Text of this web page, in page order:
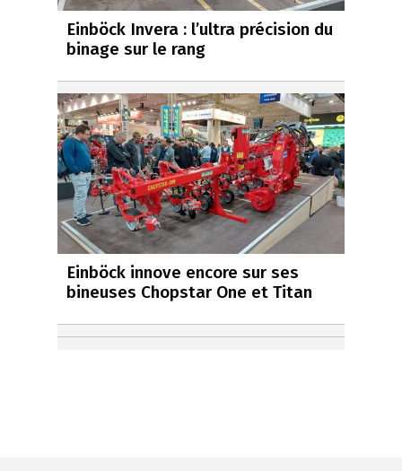
Einböck Invera : l’ultra précision du
binage sur le rang
Einböck innove encore sur ses
bineuses Chopstar One et Titan